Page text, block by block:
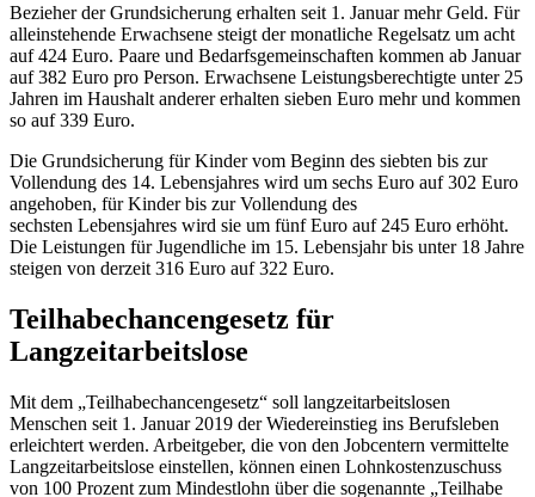
Bezieher der Grundsicherung erhalten seit 1. Januar mehr Geld. Für
alleinstehende Erwachsene steigt der monatliche Regelsatz um acht
auf 424 Euro. Paare und Bedarfsgemeinschaften kommen ab Januar
auf 382 Euro pro Person. Erwachsene Leistungsberechtigte unter 25
Jahren im Haushalt anderer erhalten sieben Euro mehr und kommen
so auf 339 Euro.
Die Grundsicherung für Kinder vom Beginn des siebten bis zur
Vollendung des 14. Lebensjahres wird um sechs Euro auf 302 Euro
angehoben, für Kinder bis zur Vollendung des
sechsten Lebensjahres wird sie um fünf Euro auf 245 Euro erhöht.
Die Leistungen für Jugendliche im 15. Lebensjahr bis unter 18 Jahre
steigen von derzeit 316 Euro auf 322 Euro.
Teilhabechancengesetz für
Langzeitarbeitslose
Mit dem „Teilhabechancengesetz“ soll langzeitarbeitslosen
Menschen seit 1. Januar 2019 der Wiedereinstieg ins Berufsleben
erleichtert werden. Arbeitgeber, die von den Jobcentern vermittelte
Langzeitarbeitslose einstellen, können einen Lohnkostenzuschuss
von 100 Prozent zum Mindestlohn über die sogenannte „Teilhabe